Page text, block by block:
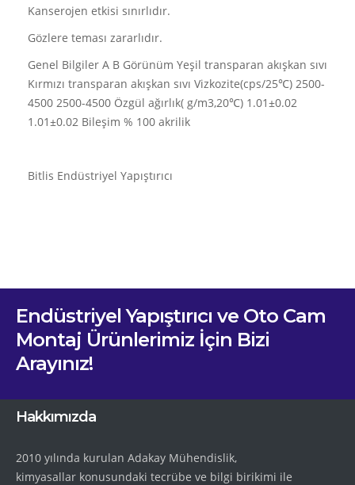
Kanserojen etkisi sınırlıdır.
Gözlere teması zararlıdır.
Genel Bilgiler A B Görünüm Yeşil transparan akışkan sıvı
Kırmızı transparan akışkan sıvı Vizkozite(cps/25℃) 2500-
4500 2500-4500 Özgül ağırlık( g/m3,20℃) 1.01±0.02
1.01±0.02 Bileşim % 100 akrilik
Bitlis Endüstriyel Yapıştırıcı
Endüstriyel Yapıştırıcı ve Oto Cam
Montaj Ürünlerimiz İçin Bizi
Arayınız!
Hakkımızda
2010 yılında kurulan Adakay Mühendislik,
kimyasallar konusundaki tecrübe ve bilgi birikimi ile